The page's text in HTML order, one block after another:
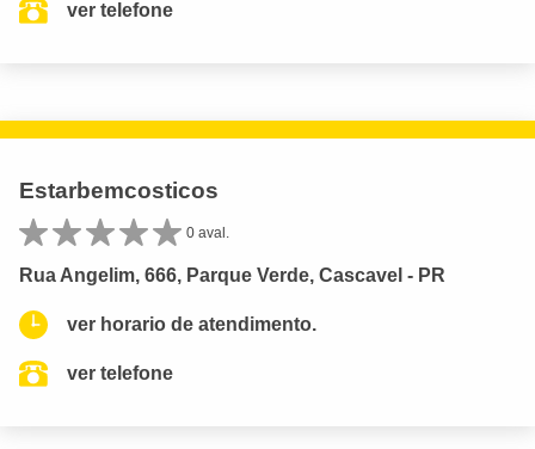
ver telefone
Estarbemcosticos
0 aval.
Rua Angelim, 666, Parque Verde, Cascavel - PR
ver horario de atendimento.
ver telefone